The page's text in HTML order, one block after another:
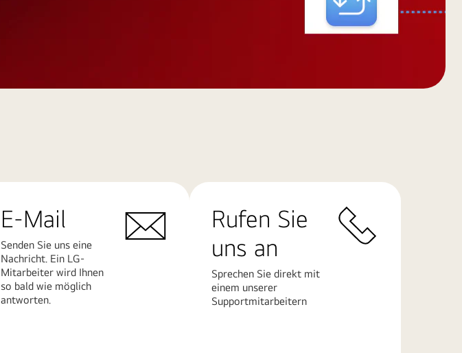
E-Mail
Senden Sie uns eine
Nachricht. Ein LG-
Mitarbeiter wird Ihnen
so bald wie möglich
antworten.
Rufen Sie
uns an
Sprechen Sie direkt mit
einem unserer
Supportmitarbeitern